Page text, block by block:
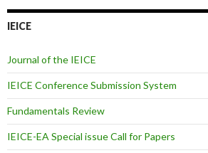
IEICE
Journal of the IEICE
IEICE Conference Submission System
Fundamentals Review
IEICE-EA Special issue Call for Papers